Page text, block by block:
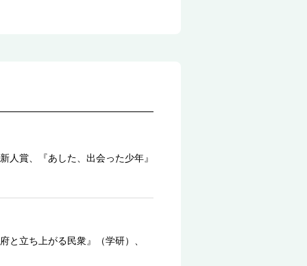
人賞、『あした、出会った少年』
立ち上がる民衆』（学研）、